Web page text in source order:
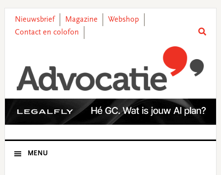
primary
main
primary
footer
Nieuwsbrief Magazine
Webshop
Contact en colofon
MENU